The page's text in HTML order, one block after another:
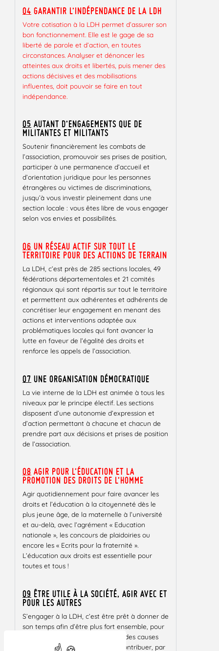
04 GARANTIR L’INDÉPENDANCE DE LA LDH
Votre cotisation à la LDH permet d’assurer son
bon fonctionnement. Elle est le gage de sa
liberté de parole et d’action, en toutes
circonstances. Analyser et dénoncer les
atteintes aux droits et libertés, puis mener des
actions décisives et des mobilisations
influentes, doit pouvoir se faire en tout
indépendance.
05 AUTANT D’ENGAGEMENTS QUE DE
MILITANTES ET MILITANTS
Soutenir financièrement les combats de
l’association, promouvoir ses prises de position,
participer à une permanence d’accueil et
d’orientation juridique pour les personnes
étrangères ou victimes de discriminations,
jusqu’à vous investir pleinement dans une
section locale : vous êtes libre de vous engager
selon vos envies et possibilités.
06 UN RÉSEAU ACTIF SUR TOUT LE
TERRITOIRE POUR DES ACTIONS DE TERRAIN
La LDH, c’est près de 285 sections locales, 49
fédérations départementales et 21 comités
régionaux qui sont répartis sur tout le territoire
et permettent aux adhérentes et adhérents de
concrétiser leur engagement en menant des
actions et interventions adaptée aux
problématiques locales qui font avancer la
lutte en faveur de l’égalité des droits et
renforce les appels de l’association.
07 UNE ORGANISATION DÉMOCRATIQUE
La vie interne de la LDH est animée à tous les
niveaux par le principe électif. Les sections
disposent d’une autonomie d’expression et
d’action permettant à chacune et chacun de
prendre part aux décisions et prises de position
de l’association.
08 AGIR POUR L’ÉDUCATION ET LA
PROMOTION DES DROITS DE L’HOMME
Agir quotidiennement pour faire avancer les
droits et l’éducation à la citoyenneté dès le
plus jeune âge, de la maternelle à l’université
et au-delà, avec l’agrément « Education
nationale », les concours de plaidoiries ou
encore les « Ecrits pour la fraternité ».
L’éducation aux droits est essentielle pour
toutes et tous !
09 ÊTRE UTILE À LA SOCIÉTÉ, AGIR AVEC ET
POUR LES AUTRES
S’engager à la LDH, c’est être prêt à donner de
son temps afin d’être plus fort ensemble, pour
aider des personnes et défendre des causes
qui vous tiennent à cœur. C’est contribuer, par